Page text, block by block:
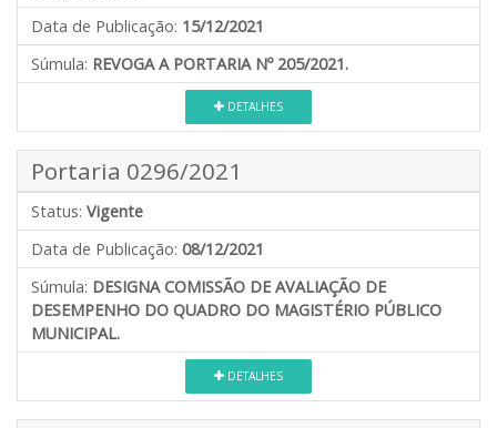
Data de Publicação: 15/12/2021
Súmula: REVOGA A PORTARIA Nº 205/2021.
DETALHES
Portaria 0296/2021
Status: Vigente
Data de Publicação: 08/12/2021
Súmula: DESIGNA COMISSÃO DE AVALIAÇÃO DE
DESEMPENHO DO QUADRO DO MAGISTÉRIO PÚBLICO
MUNICIPAL.
DETALHES